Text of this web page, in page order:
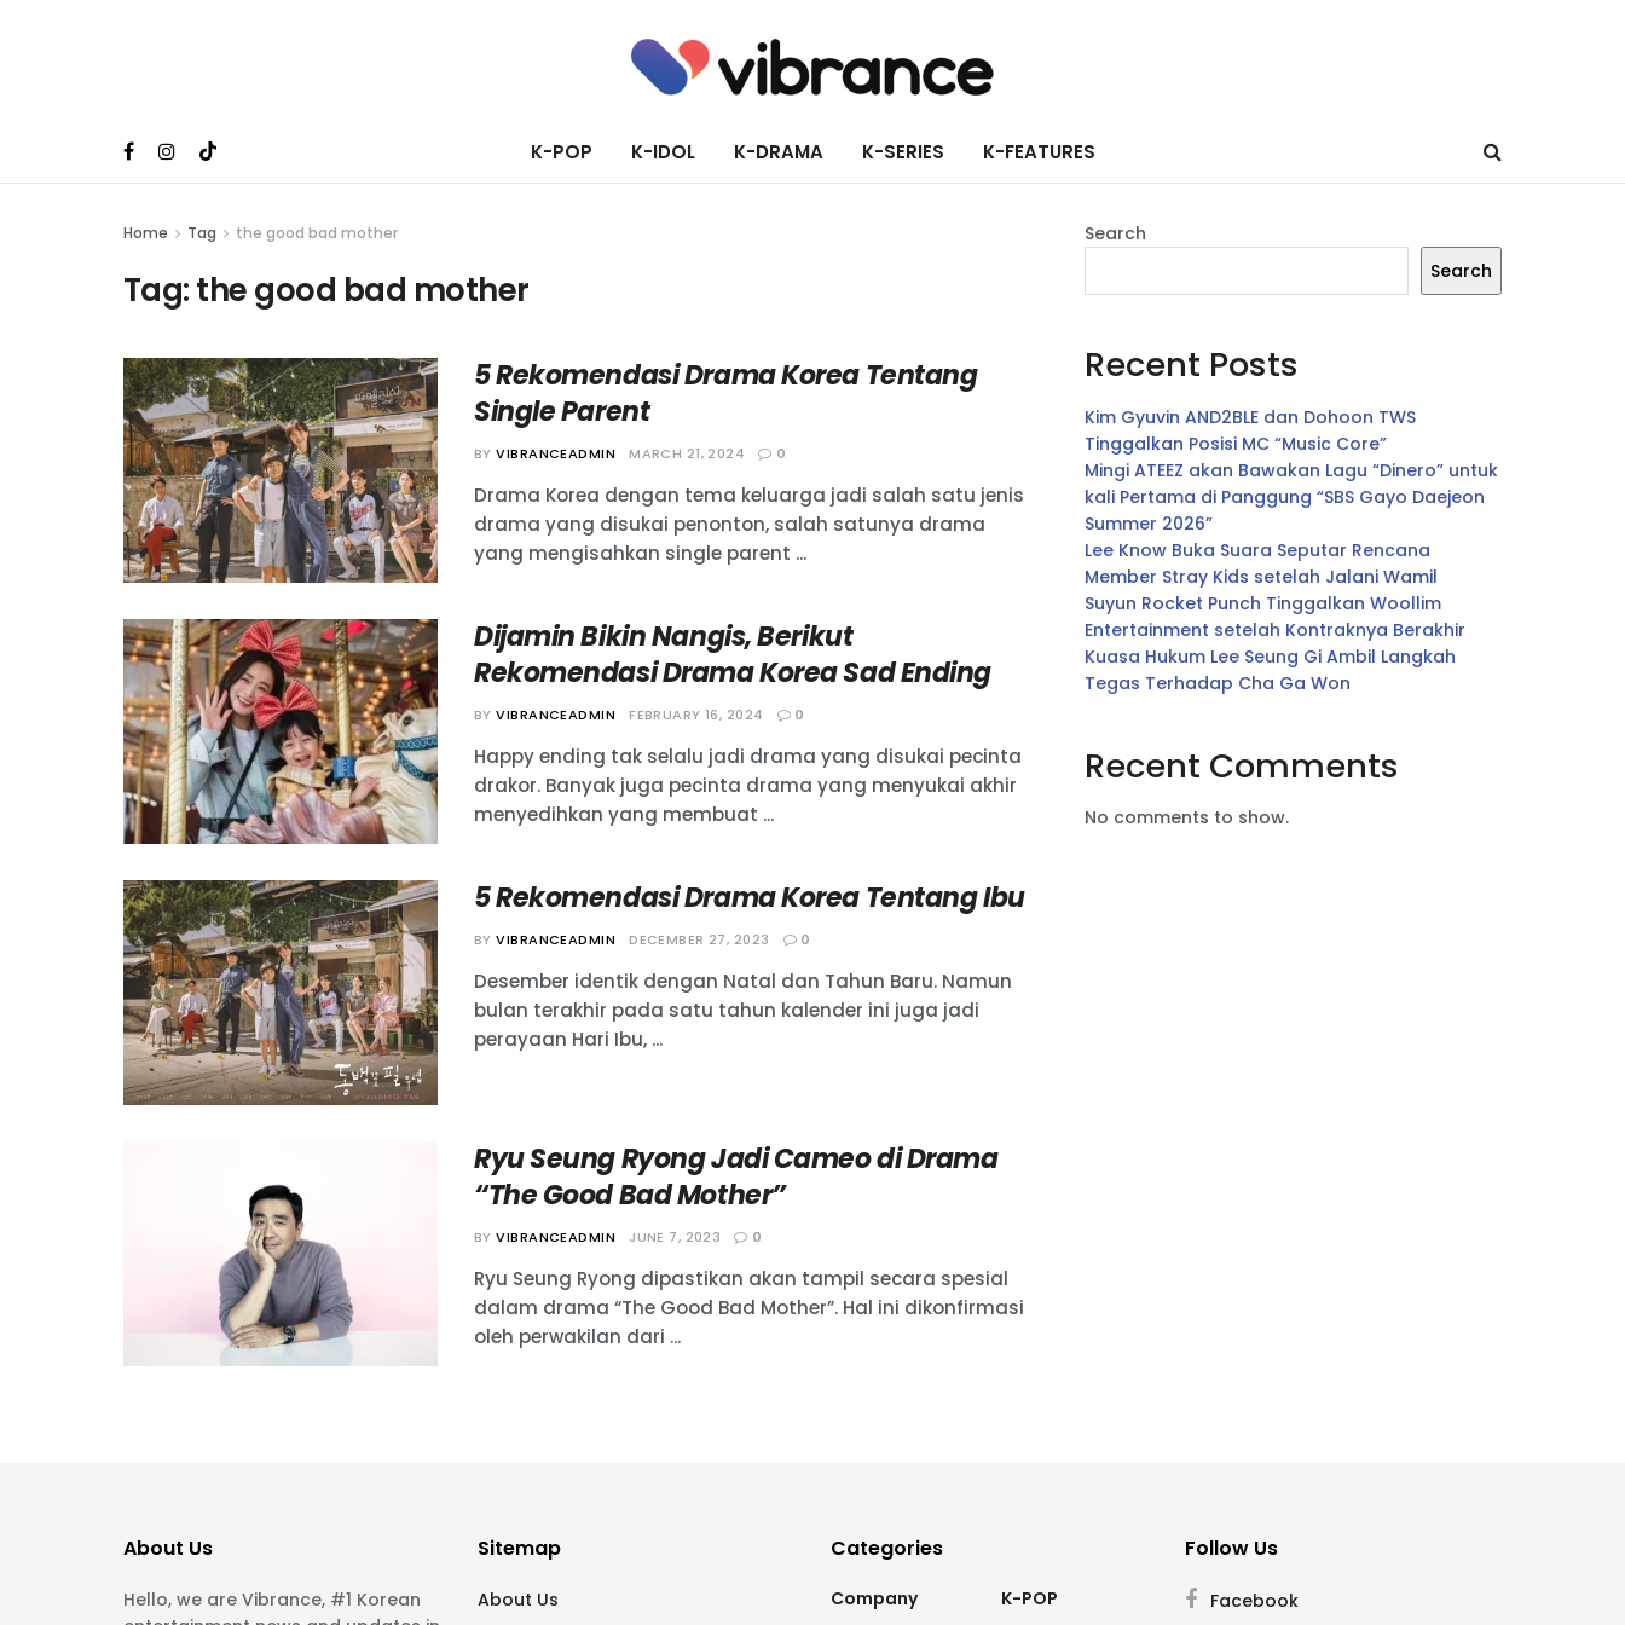
K-POP K-IDOL K-DRAMA K-SERIES K-FEATURES
Home Tag the good bad mother
Tag:the good bad mother
5 Rekomendasi Drama Korea Tentang
Single Parent
BY VIBRANCEADMIN MARCH 21, 2024 0
Drama Korea dengan tema keluarga jadi salah satu jenis
drama yang disukai penonton, salah satunya drama
yang mengisahkan single parent ...
Dijamin Bikin Nangis, Berikut
Rekomendasi Drama Korea Sad Ending
BY VIBRANCEADMIN FEBRUARY 16, 2024 0
Happy ending tak selalu jadi drama yang disukai pecinta
drakor. Banyak juga pecinta drama yang menyukai akhir
menyedihkan yang membuat ...
5 Rekomendasi Drama Korea Tentang Ibu
BY VIBRANCEADMIN DECEMBER 27, 2023 0
Desember identik dengan Natal dan Tahun Baru. Namun
bulan terakhir pada satu tahun kalender ini juga jadi
perayaan Hari Ibu, ...
Ryu Seung Ryong Jadi Cameo di Drama
“The Good Bad Mother”
BY VIBRANCEADMIN JUNE 7, 2023 0
Ryu Seung Ryong dipastikan akan tampil secara spesial
dalam drama “The Good Bad Mother”. Hal ini dikonfirmasi
oleh perwakilan dari ...
Search
Search
Recent Posts
Kim Gyuvin AND2BLE dan Dohoon TWS
Tinggalkan Posisi MC “Music Core”
Mingi ATEEZ akan Bawakan Lagu “Dinero” untuk
kali Pertama di Panggung “SBS Gayo Daejeon
Summer 2026”
Lee Know Buka Suara Seputar Rencana
Member Stray Kids setelah Jalani Wamil
Suyun Rocket Punch Tinggalkan Woollim
Entertainment setelah Kontraknya Berakhir
Kuasa Hukum Lee Seung Gi Ambil Langkah
Tegas Terhadap Cha Ga Won
Recent Comments
No comments to show.
About Us
Hello, we are Vibrance, #1 Korean
Sitemap
About Us
Categories
Company
K-POP
Follow Us
Facebook